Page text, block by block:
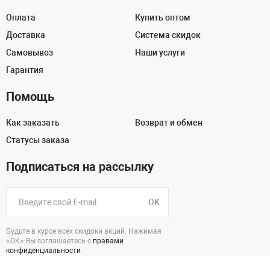
Оплата
Доставка
Самовывоз
Гарантия
Купить оптом
Система скидок
Наши услуги
Помощь
Как заказать
Статусы заказа
Возврат и обмен
Подписаться на рассылку
OK
Будьте в курсе всех скидоки акций. Нажимая
«ОК» Вы соглашаетесь с правами
конфиденциальности.